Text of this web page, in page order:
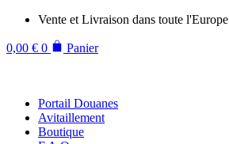
Aller
contenu
Vente et Livraison dans toute l'Europe
0,00 € 0 Panier
Portail Douanes
Avitaillement
Boutique